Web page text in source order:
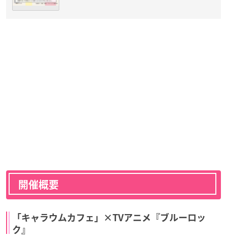
開催概要
「キャラウムカフェ」×TVアニメ『ブルーロッ
ク』